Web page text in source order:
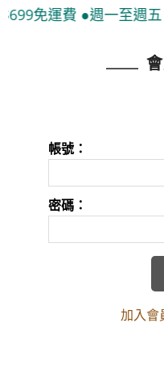
免運費 ●週一至週五
帳號：
密碼：
加入會